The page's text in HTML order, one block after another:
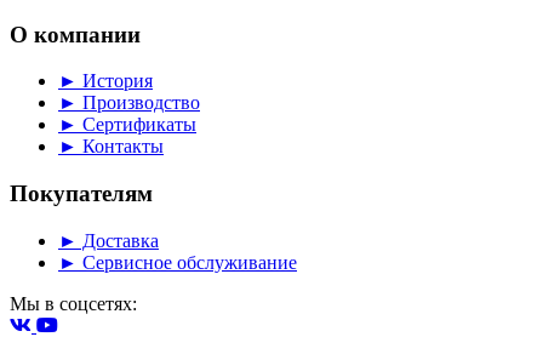
О компании
► История
► Производство
► Сертификаты
► Контакты
Покупателям
► Доставка
► Сервисное обслуживание
Мы в соцсетях: